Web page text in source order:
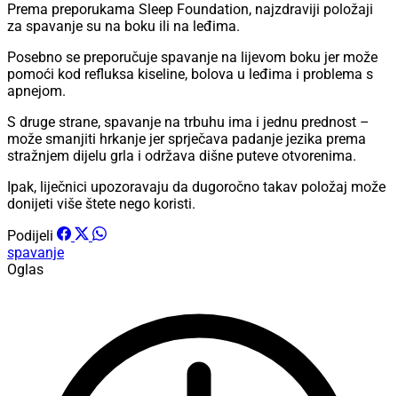
Prema preporukama Sleep Foundation, najzdraviji položaji
za spavanje su na boku ili na leđima.
Posebno se preporučuje spavanje na lijevom boku jer može
pomoći kod refluksa kiseline, bolova u leđima i problema s
apnejom.
S druge strane, spavanje na trbuhu ima i jednu prednost –
može smanjiti hrkanje jer sprječava padanje jezika prema
stražnjem dijelu grla i održava dišne puteve otvorenima.
Ipak, liječnici upozoravaju da dugoročno takav položaj može
donijeti više štete nego koristi.
Podijeli
spavanje
Oglas